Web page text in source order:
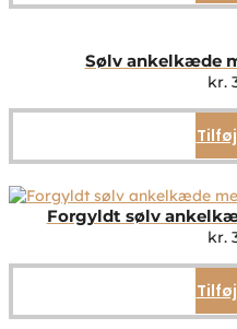
Sølv ankelkæde
kr.
Forgyldt sølv
kr.